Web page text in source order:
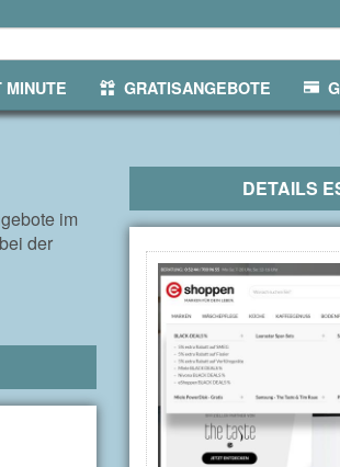
MINUTE GRATISANGEBOTE
im
der
DETAILS